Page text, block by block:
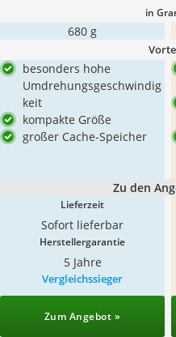
in
680 g
besonders hohe
Umdrehungsgeschwindig
keit
kompakte Größe
großer Cache-Speicher
Zu den
Lieferzeit
Sofort lieferbar
Herstellergarantie
5 Jahre
Vergleichssieger
Zum Angebot »